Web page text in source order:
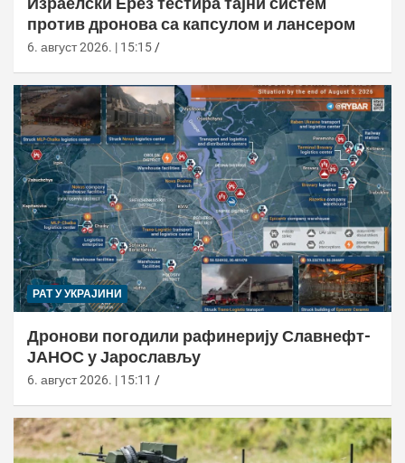
против дронова са капсулом и лансером
6. август 2026. | 15:15
РАТ У УКРАЈИНИ
Дронови погодили рафинерију Славнефт-
ЈАНОС у Јарослављу
6. август 2026. | 15:11